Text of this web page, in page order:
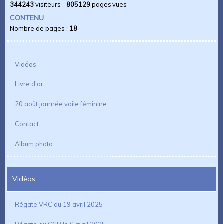
344243visiteurs - 805129pages vues
CONTENU
Nombre de pages : 18
Vidéos
Livre d'or
20 août journée voile féminine
Contact
Album photo
Vidéos
Régate VRC du 19 avril 2025